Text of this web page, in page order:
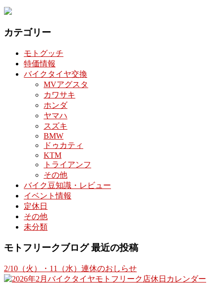
カテゴリー
モトグッチ
特価情報
バイクタイヤ交換
MVアグスタ
カワサキ
ホンダ
ヤマハ
スズキ
BMW
ドゥカティ
KTM
トライアンフ
その他
バイク豆知識・レビュー
イベント情報
定休日
その他
未分類
モトフリークブログ 最近の投稿
2/10（火）・11（水）連休のおしらせ